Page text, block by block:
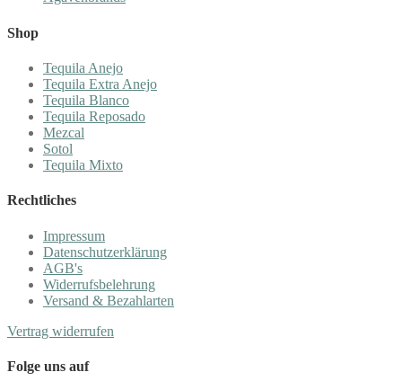
Shop
Tequila Anejo
Tequila Extra Anejo
Tequila Blanco
Tequila Reposado
Mezcal
Sotol
Tequila Mixto
Rechtliches
Impressum
Datenschutzerklärung
AGB's
Widerrufsbelehrung
Versand & Bezahlarten
Vertrag widerrufen
Folge uns auf